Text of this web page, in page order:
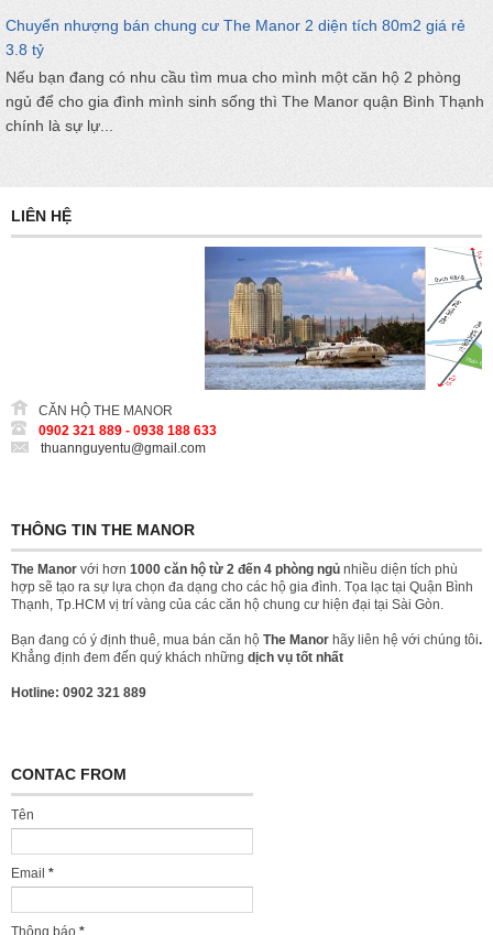
Chuyển nhượng bán chung cư The Manor 2 diện tích 80m2 giá rẻ
3.8 tỷ
Nếu bạn đang có nhu cầu tìm mua cho mình một căn hộ 2 phòng
ngủ để cho gia đình mình sinh sống thì The Manor quận Bình Thạnh
chính là sự lự...
LIÊN HỆ
CĂN HỘ THE MANOR
0902 321 889 - 0938 188 633
thuannguyentu@gmail.com
THÔNG TIN THE MANOR
The Manor với hơn 1000 căn hộ từ 2 đến 4 phòng ngủ nhiều diện tích phù
hợp sẽ tạo ra sự lựa chọn đa dạng cho các hộ gia đình. Tọa lạc tại Quận Bình
Thạnh, Tp.HCM vị trí vàng của các căn hộ chung cư hiện đại tại Sài Gòn.
Bạn đang có ý định thuê, mua bán căn hộ The Manor hãy liên hệ với chúng tôi.
Khẳng định đem đến quý khách những dịch vụ tốt nhất
Hotline: 0902 321 889
CONTAC FROM
Tên
Email *
Thông báo *